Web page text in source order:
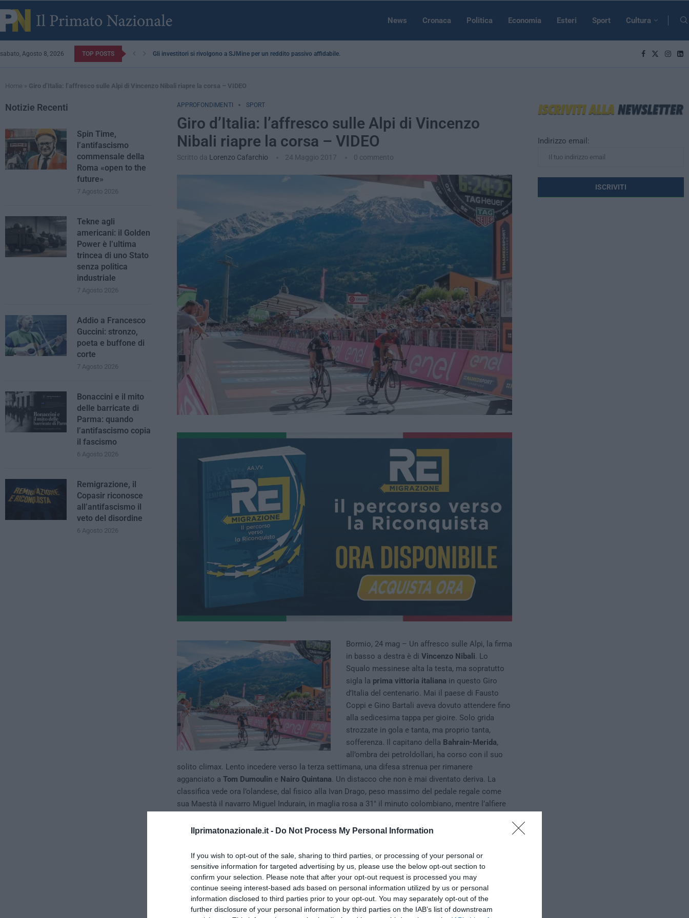
Ilprimatonazionale.it - Do Not Process My Personal Information
If you wish to opt-out of the sale, sharing to third parties, or processing of your personal or
sensitive information for targeted advertising by us, please use the below opt-out section to
confirm your selection. Please note that after your opt-out request is processed you may
continue seeing interest-based ads based on personal information utilized by us or personal
information disclosed to third parties prior to your opt-out. You may separately opt-out of the
further disclosure of your personal information by third parties on the IAB’s list of downstream
News Cronaca Politica Economia Esteri Sport Cultura
sabato, Agosto 8, 2026 TOP POSTS Gli investitori si rivolgono a SJMine per un reddito passivo affidabile...
Home » Giro d’Italia: l’affresco sulle Alpi di Vincenzo Nibali riapre la corsa – VIDEO
APPROFONDIMENTI SPORT
Giro d’Italia: l’affresco sulle Alpi di Vincenzo
Nibali riapre la corsa – VIDEO
Scritto da Lorenzo Cafarchio 24 Maggio 2017 0 commento
Bormio, 24 mag – Un affresco sulle Alpi, la firma
in basso a destra è di Vincenzo Nibali. Lo
Squalo messinese alta la testa, ma sopratutto
sigla la prima vittoria italiana in questo Giro
d’Italia del centenario. Mai il paese di Fausto
Coppi e Gino Bartali aveva dovuto attendere fino
alla sedicesima tappa per gioire. Solo grida
strozzate in gola e tanta, ma proprio tanta,
sofferenza. Il capitano della Bahrain-Merida,
all’ombra dei petroldollari, ha corso con il suo
solito climax. Lento incedere verso la terza settimana, una difesa strenua per rimanere
agganciato a Tom Dumouline Nairo Quintana. Un distacco che non è mai diventato deriva. La
classifica vede ora l’olandese, dal fisico alla Ivan Drago, peso massimo del pedale regale come
sua Maestà il navarro Miguel Indurain, in maglia rosa a 31″ il minuto colombiano, mentre l’alfiere
Indirizzo email:
Notizie Recenti
Spin Time,
l’antifascismo
commensale della
Roma «open to the
future»
7 Agosto 2026
Tekne agli
americani: il Golden
Power è l’ultima
trincea di uno Stato
senza politica
industriale
7 Agosto 2026
Addio a Francesco
Guccini: stronzo,
poeta e buffone di
corte
7 Agosto 2026
Bonaccini e il mito
delle barricate di
Parma: quando
l’antifascismo copia
il fascismo
6 Agosto 2026
Remigrazione, il
Copasir riconosce
all’antifascismo il
veto del disordine
6 Agosto 2026